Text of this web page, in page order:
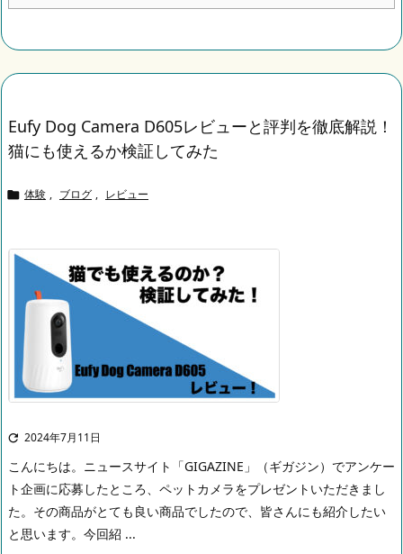
Eufy Dog Camera D605レビューと評判を徹底解説！
猫にも使えるか検証してみた
 体験 , ブログ , レビュー
 2024年7月11日
こんにちは。 ニュースサイト「GIGAZINE」（ギガジン）でアンケー
ト企画に応募したところ、ペットカメラをプレゼントいただきまし
た。その商品がとても良い商品でしたので、皆さんにも紹介したい
と思います。 今回紹 ...